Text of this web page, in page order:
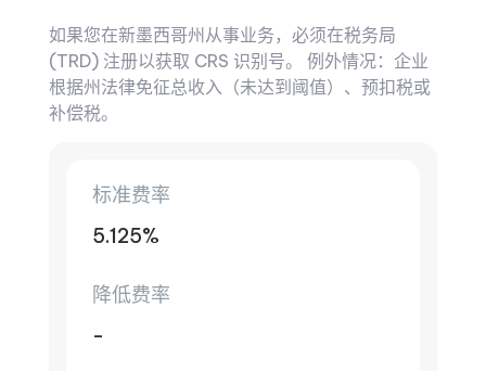
如果您在新墨西哥州从事业务，必须在税务局
(TRD) 注册以获取 CRS 识别号。 例外情况：企业
根据州法律免征总收入（未达到阈值）、预扣税或
补偿税。
标准费率
5.125%
降低费率
-